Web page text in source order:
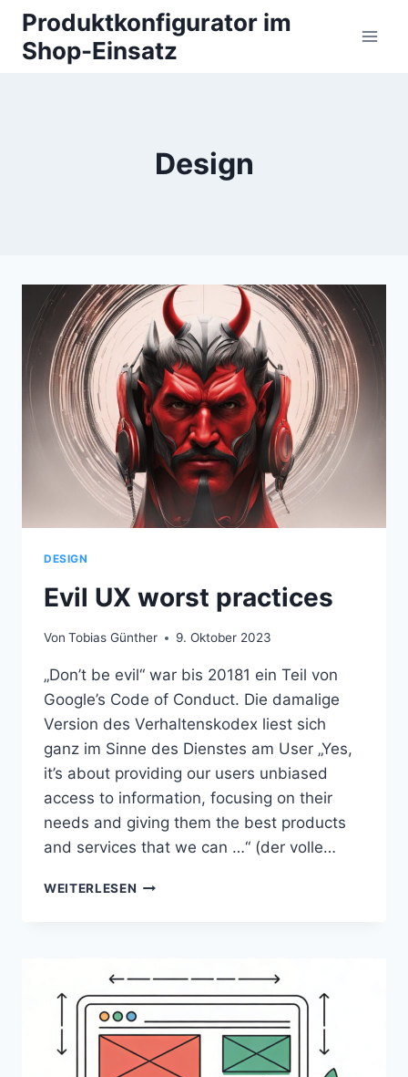
Zum
Inhalt
springen
Produktkonfigurator im
Shop-Einsatz
Design
DESIGN
Evil UX worst practices
Von Tobias Günther 9. Oktober 2023
„Don’t be evil“ war bis 20181 ein Teil von
Google’s Code of Conduct. Die damalige
Version des Verhaltenskodex liest sich
ganz im Sinne des Dienstes am User „Yes,
it’s about providing our users unbiased
access to information, focusing on their
needs and giving them the best products
and services that we can …“ (der volle…
WEITERLESEN EVIL